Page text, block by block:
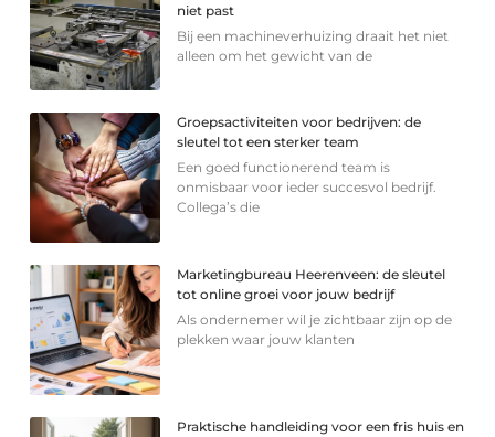
niet past
Bij een machineverhuizing draait het niet
alleen om het gewicht van de
Groepsactiviteiten voor bedrijven: de
sleutel tot een sterker team
Een goed functionerend team is
onmisbaar voor ieder succesvol bedrijf.
Collega’s die
Marketingbureau Heerenveen: de sleutel
tot online groei voor jouw bedrijf
Als ondernemer wil je zichtbaar zijn op de
plekken waar jouw klanten
Praktische handleiding voor een fris huis en